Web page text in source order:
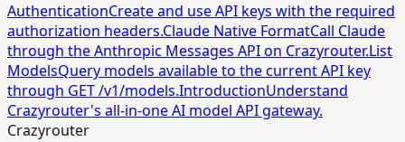
AuthenticationCreate and use API keys with the required
authorization headers.Claude Native FormatCall Claude
through the Anthropic Messages API on Crazyrouter.List
ModelsQuery models available to the current API key
through GET /v1/models.IntroductionUnderstand
Crazyrouter's all-in-one AI model API gateway.
Crazyrouter